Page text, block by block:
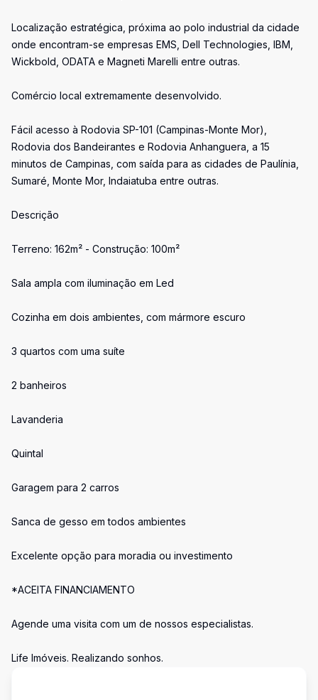
Localização estratégica, próxima ao polo industrial da cidade
onde encontram-se empresas EMS, Dell Technologies, IBM,
Wickbold, ODATA e Magneti Marelli entre outras.
Comércio local extremamente desenvolvido.
Fácil acesso à Rodovia SP-101 (Campinas-Monte Mor),
Rodovia dos Bandeirantes e Rodovia Anhanguera, a 15
minutos de Campinas, com saída para as cidades de Paulínia,
Sumaré, Monte Mor, Indaiatuba entre outras.
Descrição
Terreno: 162m² - Construção: 100m²
Sala ampla com iluminação em Led
Cozinha em dois ambientes, com mármore escuro
3 quartos com uma suíte
2 banheiros
Lavanderia
Quintal
Garagem para 2 carros
Sanca de gesso em todos ambientes
Excelente opção para moradia ou investimento
*ACEITA FINANCIAMENTO
Agende uma visita com um de nossos especialistas.
Life Imóveis. Realizando sonhos.